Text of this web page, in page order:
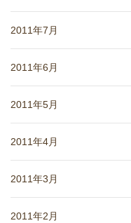
2011年7月
2011年6月
2011年5月
2011年4月
2011年3月
2011年2月